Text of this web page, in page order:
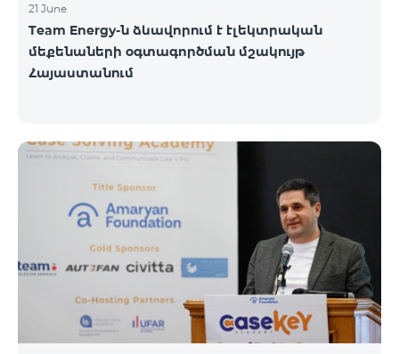
21 June
Team Energy-ն ձևավորում է էլեկտրական
մեքենաների օգտագործման մշակույթ
Հայաստանում